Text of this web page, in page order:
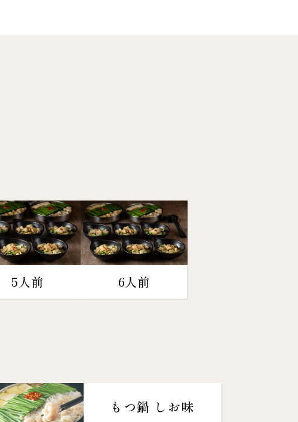
5人前 6人前
もつ鍋 しお味